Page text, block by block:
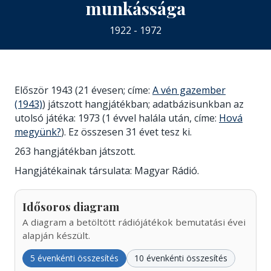
munkássága
1922 - 1972
Először 1943 (21 évesen; címe: A vén gazember
(1943)) játszott hangjátékban; adatbázisunkban az
utolsó játéka: 1973 (1 évvel halála után, címe: Hová
megyünk?). Ez összesen 31 évet tesz ki.
263 hangjátékban játszott.
Hangjátékainak társulata: Magyar Rádió.
Idősoros diagram
A diagram a betöltött rádiójátékok bemutatási évei
alapján készült.
5 évenkénti összesítés 10 évenkénti összesítés